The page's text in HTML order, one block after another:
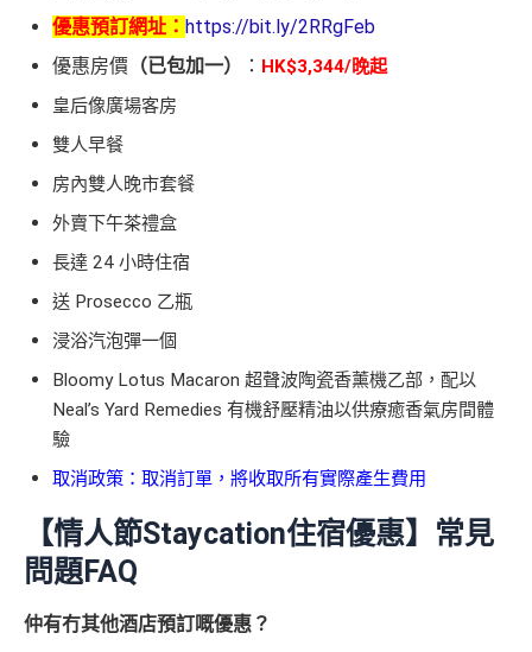
優惠預訂網址： https://bit.ly/2RRgFeb
優惠房價 （已包加一） ： HK$3,344/晚起
皇后像廣場客房
雙人早餐
房內雙人晚市套餐
外賣下午茶禮盒
長達 24 小時住宿
送 Prosecco 乙瓶
浸浴汽泡彈一個
Bloomy Lotus Macaron 超聲波陶瓷香薰機乙部，配以
Neal’s Yard Remedies 有機舒壓精油以供療癒香氣房間體
驗
取消政策：取消訂單，將收取所有實際產生費用
【情人節Staycation住宿優惠】常見
問題FAQ
仲有冇其他酒店預訂嘅優惠？